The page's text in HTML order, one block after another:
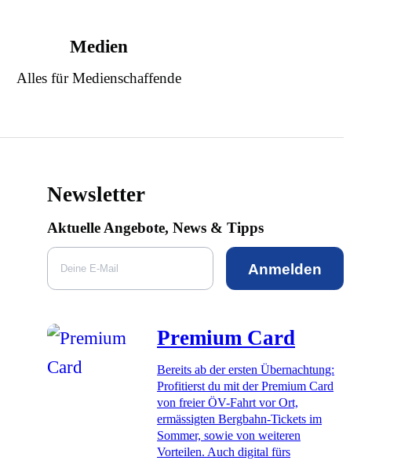
Medien
Alles für Medienschaffende
Newsletter
Aktuelle Angebote, News & Tipps
Anmelden
Premium Card
Bereits ab der ersten Übernachtung:
Profitierst du mit der Premium Card
von freier ÖV-Fahrt vor Ort,
ermässigten Bergbahn-Tickets im
Sommer, sowie von weiteren
Vorteilen. Auch digital fürs